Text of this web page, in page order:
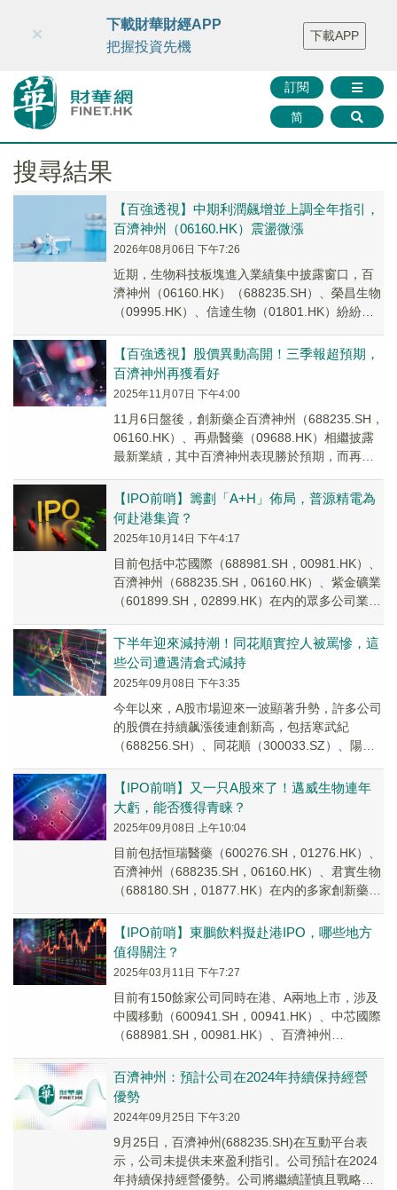
財華智庫網 FINTV FINMETA 財華證券 媒體矩陣
智庫沙龍
聯絡我們
訂閱
简
×
下載財華財經APP
把握投資先機
下載APP
搜尋結果
【百強透視】中期利潤飆增並上調全年指引，
百濟神州（06160.HK）震盪微漲
2026年08月06日 下午7:26
近期，生物科技板塊進入業績集中披露窗口，百
濟神州（06160.HK）（688235.SH）、榮昌生物
（09995.HK）、信達生物（01801.HK）紛紛披
【百強透視】股價異動高開！三季報超預期，
百濟神州再獲看好
2025年11月07日 下午4:00
11月6日盤後，創新藥企百濟神州（688235.SH，
06160.HK）、再鼎醫藥（09688.HK）相繼披露
最新業績，其中百濟神州表現勝於預期，而再鼎
【IPO前哨】籌劃「A+H」佈局，普源精電為
何赴港集資？
2025年10月14日 下午4:17
目前包括中芯國際（688981.SH，00981.HK）、
百濟神州（688235.SH，06160.HK）、紫金礦業
（601899.SH，02899.HK）在内的眾多公司業已
下半年迎來減持潮！同花順實控人被罵慘，這
些公司遭遇清倉式減持
2025年09月08日 下午3:35
今年以來，A股市場迎來一波顯著升勢，許多公司
的股價在持續飙漲後連創新高，包括寒武紀
（688256.SH）、同花順（300033.SZ）、陽光
【IPO前哨】又一只A股來了！邁威生物連年
大虧，能否獲得青睐？
2025年09月08日 上午10:04
目前包括恒瑞醫藥（600276.SH，01276.HK）、
百濟神州（688235.SH，06160.HK）、君實生物
（688180.SH，01877.HK）在内的多家創新藥企
【IPO前哨】東鵬飲料擬赴港IPO，哪些地方
值得關注？
2025年03月11日 下午7:27
目前有150餘家公司同時在港、A兩地上市，涉及
中國移動（600941.SH，00941.HK）、中芯國際
（688981.SH，00981.HK）、百濟神州
百濟神州：預計公司在2024年持續保持經營
優勢
2024年09月25日 下午3:20
9月25日，百濟神州(688235.SH)在互動平台表
示，公司未提供未來盈利指引。公司預計在2024
年持續保持經營優勢。公司將繼續謹慎且戰略性